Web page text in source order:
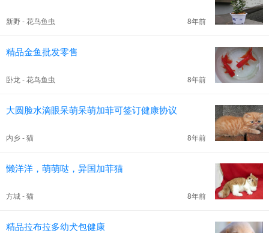
新野 - 花鸟鱼虫 8年前
精品金鱼批发零售
卧龙 - 花鸟鱼虫 8年前
大圆脸水滴眼呆萌呆萌加菲可签订健康协议
内乡 - 猫 8年前
懒洋洋，萌萌哒，异国加菲猫
方城 - 猫 8年前
精品拉布拉多幼犬包健康